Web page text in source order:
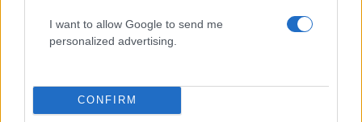
I want to allow Google to send me
personalized advertising.
CONFIRM
Σχολίασε εδώ
50 /50